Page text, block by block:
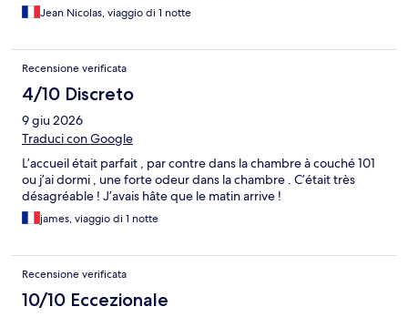
Jean Nicolas, viaggio di 1 notte
Recensione verificata
4/10 Discreto
9 giu 2026
Traduci con Google
L’accueil était parfait , par contre dans la chambre à couché 101
ou j’ai dormi , une forte odeur dans la chambre . C’était très
désagréable ! J’avais hâte que le matin arrive !
james, viaggio di 1 notte
Recensione verificata
10/10 Eccezionale